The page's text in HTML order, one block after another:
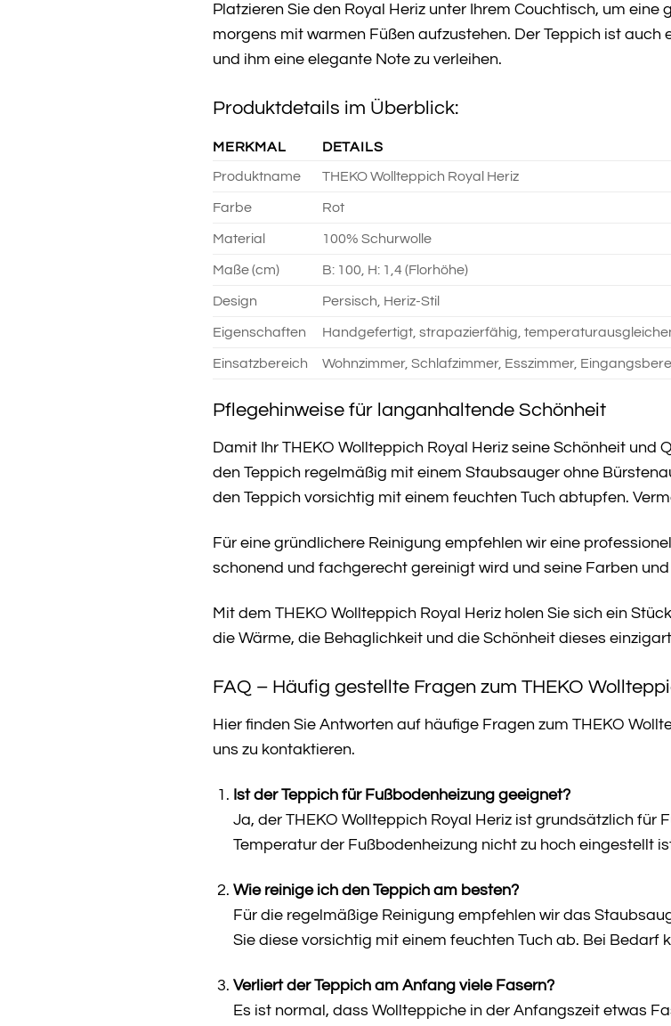
Platzieren Sie den Royal Heriz unter Ihrem Couchtisch, um
morgens mit warmen Füßen aufzustehen. Der Teppich ist
und ihm eine elegante Note zu verleihen.
Produktdetails im Überblick:
MERKMAL DETAILS
Produktname THEKO Wollteppich Royal Heriz
Farbe Rot
Material 100% Schurwolle
Maße (cm) B: 100, H: 1,4 (Florhöhe)
Design Persisch, Heriz-Stil
Eigenschaften Handgefertigt, strapazierfähig,
Einsatzbereich Wohnzimmer, Schlafzimmer, Esszimmer,
Pflegehinweise für langanhaltende Schönheit
Damit Ihr THEKO Wollteppich Royal Heriz seine Schönheit
den Teppich regelmäßig mit einem Staubsauger ohne
den Teppich vorsichtig mit einem feuchten Tuch abtupfen.
Für eine gründlichere Reinigung empfehlen wir eine
schonend und fachgerecht gereinigt wird und seine Farben
Mit dem THEKO Wollteppich Royal Heriz holen Sie sich ein
die Wärme, die Behaglichkeit und die Schönheit dieses
FAQ – Häufig gestellte Fragen zum THEKO
Hier finden Sie Antworten auf häufige Fragen zum THEKO
uns zu kontaktieren.
Ist der Teppich für Fußbodenheizung geeignet?
Ja, der THEKO Wollteppich Royal Heriz ist grundsätzlich
Temperatur der Fußbodenheizung nicht zu hoch eingestellt
Wie reinige ich den Teppich am besten?
Für die regelmäßige Reinigung empfehlen wir das
Sie diese vorsichtig mit einem feuchten Tuch ab. Bei
Verliert der Teppich am Anfang viele Fasern?
Es ist normal, dass Wollteppiche in der Anfangszeit etwas